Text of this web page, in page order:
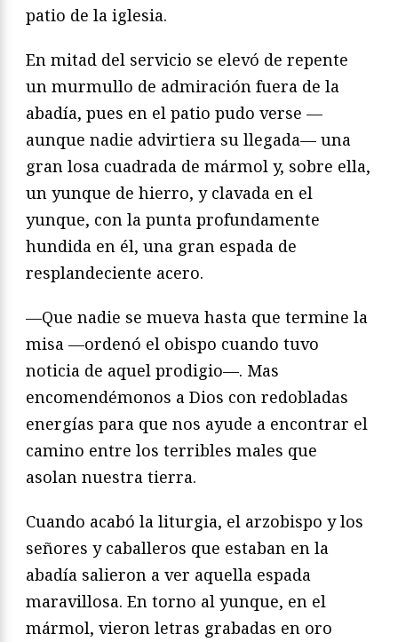
patio de la iglesia.
En mitad del servicio se elevó de repente
un murmullo de admiración fuera de la
abadía, pues en el patio pudo verse —
aunque nadie advirtiera su llegada— una
gran losa cuadrada de mármol y, sobre ella,
un yunque de hierro, y clavada en el
yunque, con la punta profundamente
hundida en él, una gran espada de
resplandeciente acero.
—Que nadie se mueva hasta que termine la
misa —ordenó el obispo cuando tuvo
noticia de aquel prodigio—. Mas
encomendémonos a Dios con redobladas
energías para que nos ayude a encontrar el
camino entre los terribles males que
asolan nuestra tierra.
Cuando acabó la liturgia, el arzobispo y los
señores y caballeros que estaban en la
abadía salieron a ver aquella espada
maravillosa. En torno al yunque, en el
mármol, vieron letras grabadas en oro